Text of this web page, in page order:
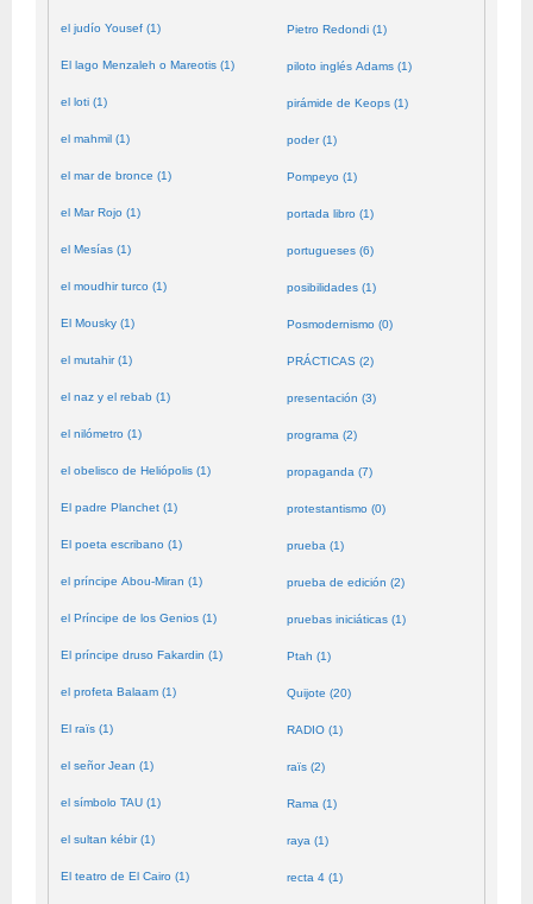
el judío Yousef (1)
El lago Menzaleh o Mareotis (1)
el loti (1)
el mahmil (1)
el mar de bronce (1)
el Mar Rojo (1)
el Mesías (1)
el moudhir turco (1)
El Mousky (1)
el mutahir (1)
el naz y el rebab (1)
el nilómetro (1)
el obelisco de Heliópolis (1)
El padre Planchet (1)
El poeta escribano (1)
el príncipe Abou-Miran (1)
el Príncipe de los Genios (1)
El príncipe druso Fakardin (1)
el profeta Balaam (1)
El raïs (1)
el señor Jean (1)
el símbolo TAU (1)
el sultan kébir (1)
El teatro de El Cairo (1)
Pietro Redondi (1)
piloto inglés Adams (1)
pirámide de Keops (1)
poder (1)
Pompeyo (1)
portada libro (1)
portugueses (6)
posibilidades (1)
Posmodernismo (0)
PRÁCTICAS (2)
presentación (3)
programa (2)
propaganda (7)
protestantismo (0)
prueba (1)
prueba de edición (2)
pruebas iniciáticas (1)
Ptah (1)
Quijote (20)
RADIO (1)
raïs (2)
Rama (1)
raya (1)
recta 4 (1)